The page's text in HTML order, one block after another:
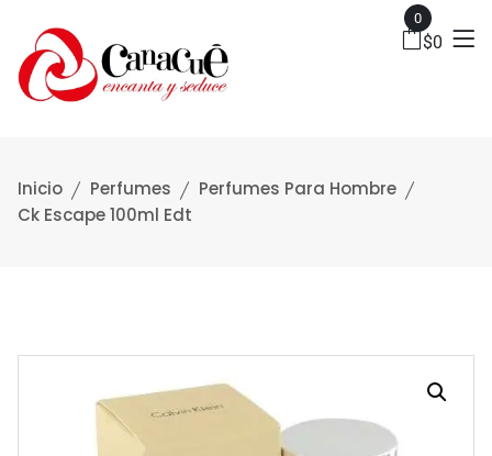
0
$0
Inicio Perfumes
Perfumes Para Hombre
Ck Escape 100ml Edt